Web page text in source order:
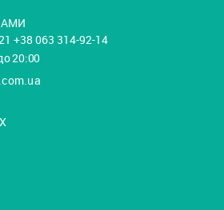
+38 063 314-92-14
20:00